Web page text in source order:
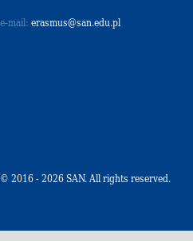
e-mail: erasmus@san.edu.pl
© 2016 - 2026 SAN. All rights reserved.